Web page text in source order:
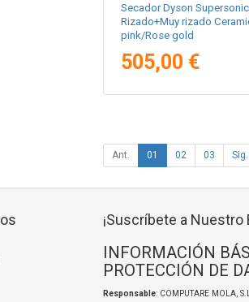
Secador Dyson
Rizado+Muy rizado
pink/Rose gold
505,00 €
Ant. 01 02 03 Sig.
¡Suscríbete a Nuestro
INFORMACIÓN
PROTECCIÓN DE
Responsable: COMPUTARE MOLA,